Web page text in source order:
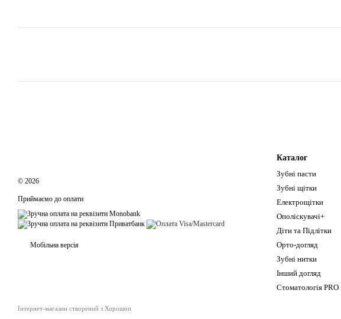
© 2026
Приймаємо до оплати
Мобільна версія
Інтернет-магазин створений з Хорошоп
Каталог
Зубні пасти
Зубні щітки
Електрощітки
Ополіскувачі+
Діти та Підлітки
Орто-догляд
Зубні нитки
Інший догляд
Стоматологія PRO